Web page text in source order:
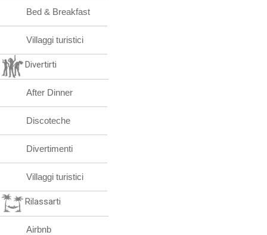
Bed & Breakfast
Villaggi turistici
Divertirti
After Dinner
Discoteche
Divertimenti
Villaggi turistici
Rilassarti
Airbnb